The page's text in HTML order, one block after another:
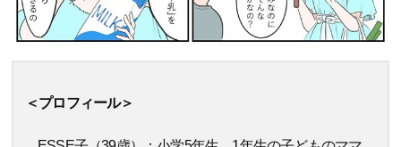
＜プロフィール＞